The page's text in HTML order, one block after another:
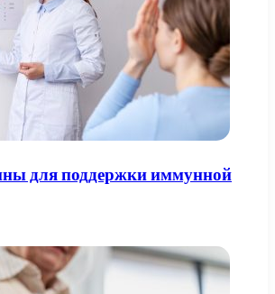
для поддержки иммунной